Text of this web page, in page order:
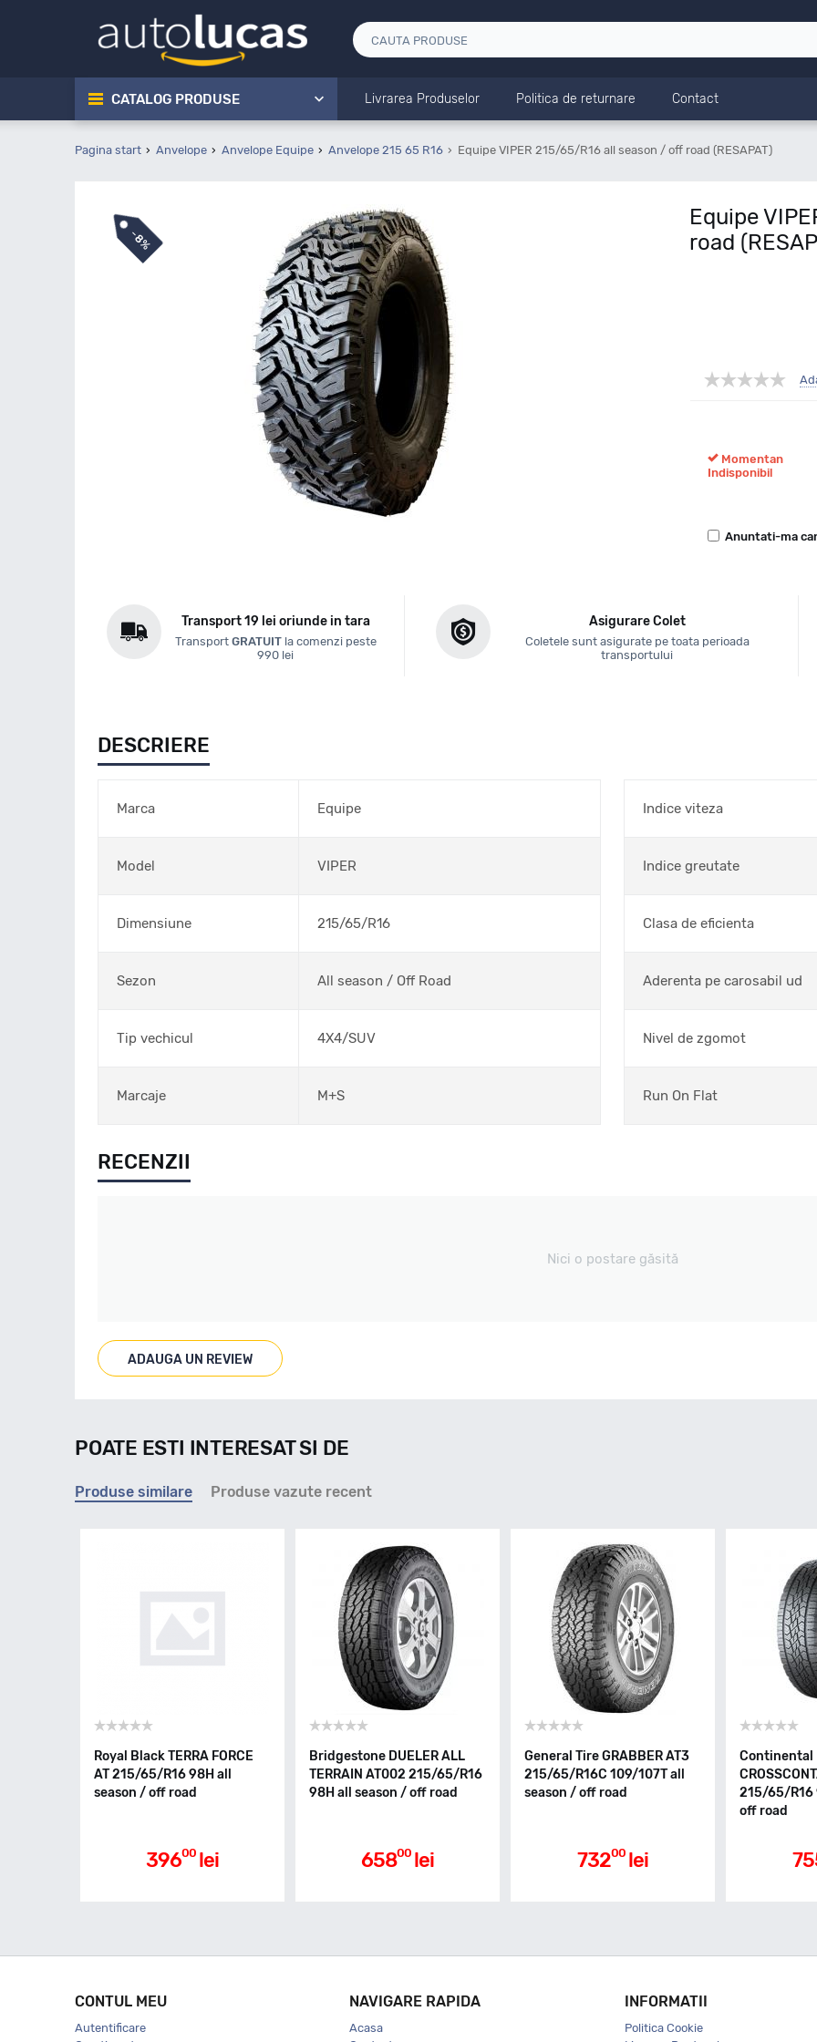
CATALOG PRODUSE Livrarea Produselor Politica de returnare Contact
Pagina start Anvelope Anvelope Equipe Anvelope 215 65 R16 Equipe VIPER 215/65/R16 all season / off road (RESAPAT)
-
8%
Equipe
road
Momentan
Indisponibil
Anuntati-ma
Transport 19 lei oriunde in tara
Transport GRATUITla comenzi peste
990 lei
Asigurare Colet
Coletele sunt asigurate pe toata perioada
transportului
DESCRIERE
Marca Equipe
Model VIPER
Dimensiune 215/65/R16
Sezon All season / Off Road
Tip vechicul 4X4/SUV
Marcaje M+S
Indice viteza
Indice greutate
Clasa de eficienta
Aderenta pe carosabil ud
Nivel de zgomot
Run On Flat
RECENZII
Nici o postare găsită
ADAUGA UN REVIEW
POATE ESTI INTERESAT SI DE
Produse similare Produse vazute recent
Royal Black TERRA FORCE
AT 215/65/R16 98H all
season / off road
39600 lei
Bridgestone DUELER ALL
TERRAIN AT002 215/65/R16
98H all season / off road
65800 lei
General Tire GRABBER AT3
215/65/R16C 109/107T all
season / off road
73200 lei
Continental
215/65/R16
off road
CONTUL MEU
Autentificare
NAVIGARE RAPIDA
Acasa
INFORMATII
Politica Cookie